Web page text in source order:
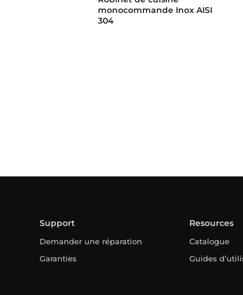
monocommande Inox AISI
304
Support
Demander une réparation
Garanties
Resources
Catalogue
Guides